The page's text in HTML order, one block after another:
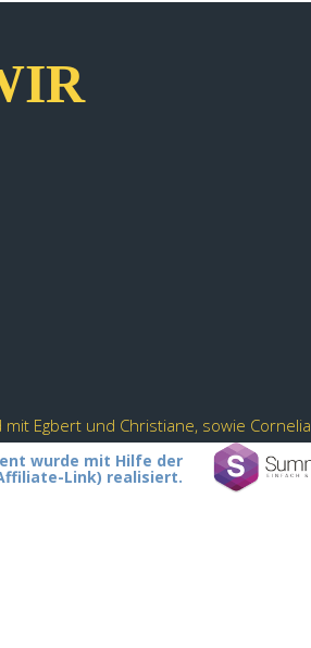
mit Egbert und Christiane, sowie Cornelia
wurde mit Hilfe der
Link) realisiert.